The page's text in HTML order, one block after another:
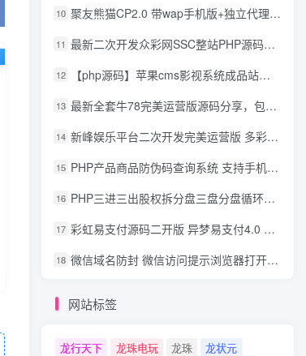
10 聚友熊猫CP2.0 带wap手机版+独立代理后台+整站打包全开源
11 最新二次开发众彩网SSC整站PHP源码+WAP手机版+KJ采集器+集成云端在线充值
12 【php源码】苹果cms影视系统成品站打包+电影先生6.1.1模板优化版+15W+数据
13 最新全套牛78完美运营版源码分享，包含了资源组件+脚本程序
14 新峰娱乐平台二次开发完美运营版 多彩种多玩法 代理分红+积分兑换
15 PHP产品商品防伪码查询系统 支持手机防假验证网站建设 防伪码自动生成 批量导入
16 PHP三进三出股权拆分盘三盘分盘循环拆分系统源码
17 彩虹易支付源码二开版 异梦易支付4.0 可对接官方/易支付/码支付 去除后门 美化用户中心
18 微信域名防封 微信访问提示浏览器打开 非微信访问直接打开预防域名被封域名被封包换服务
网站标签
龙行天下 龙珠电玩 龙珠
龙状元